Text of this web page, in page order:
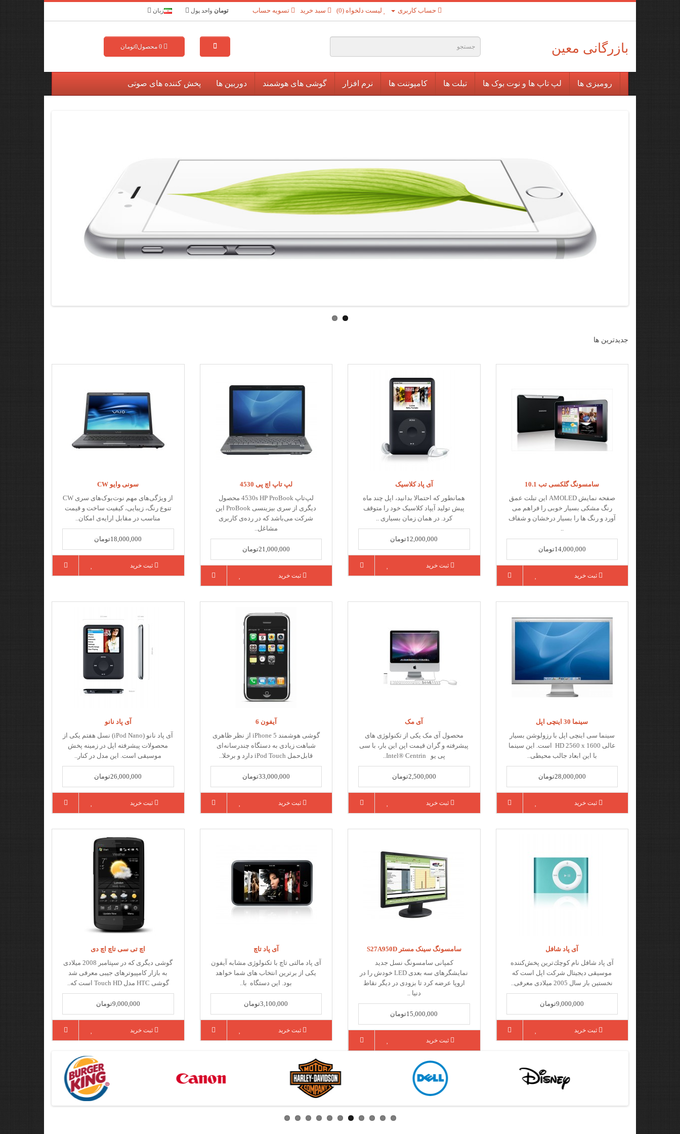
حساب کاربری لیست دلخواه (0) سبد خرید تسویه حساب تومان واحد پول زبان
بازرگانی معین 0 محصول0تومان
رومیزی ها لپ تاپ ها و نوت بوک ها تبلت ها کامپوننت ها نرم افزار گوشی های هوشمند دوربین ها پخش کننده های صوتی
جديدترين ها
سامسونگ گلکسی تب 10.1
صفحه نمایش AMOLED این تبلت عمق
رنگ مشکی بسیار خوبی را فراهم می
آورد و رنگ ها را بسیار درخشان و شفاف
..
14,000,000تومان
ثبت خرید
آی پاد کلاسیک
همانطور که احتمالا بدانید، اپل چند ماه
پیش تولید آیپاد کلاسیک خود را متوقف
کرد. در همان زمان بسیاری ..
12,000,000تومان
ثبت خرید
لپ تاپ اچ پی 4530
لپ‌تاپ 4530s HP ProBook محصول
دیگری از سری بیزینسی ProBook این
شرکت می‌باشد که در رده‌ی کاربری
مشاغل..
21,000,000تومان
ثبت خرید
سونی وایو CW
از ویژگی‌های مهم نوت‌بوک‌های سری CW
تنوع رنگ، زیبایی، کیفیت ساخت و قیمت
مناسب در مقابل ارایه‌ی امکان..
18,000,000تومان
ثبت خرید
سینما 30 اینچی اپل
سینما سی اینچی اپل با رزولوشن بسیار
عالی HD 2560 x 1600 است. این سینما
با این ابعاد جالب محیطی..
28,000,000تومان
ثبت خرید
آی مک
محصول آی مک یکی از تکنولوژی های
پیشرفته و گران قیمت اپن این بار، با سی
پی یو Intel® Centrin..
2,500,000تومان
ثبت خرید
آیفون 6
گوشی هوشمند iPhone 5 از نظر ظاهری
شباهت زیادی به دستگاه چندرسانه‌ای
قابل‌حمل iPod Touch دارد و برخلا..
33,000,000تومان
ثبت خرید
آی پاد نانو
آی پاد نانو (iPod Nano) نسل هفتم یکی از
محصولات پیشرفته اپل در زمینه پخش
موسیقی است. این مدل در کنار..
26,000,000تومان
ثبت خرید
آی پاد شافل
آی ‌پاد شافل نام كوچك‌ترین پخش‌كننده
موسیقی دیجیتال شركت اپل است كه
نخستین بار سال 2005 میلادی معرفی..
9,000,000تومان
ثبت خرید
سامسونگ سینک مستر S27A950D
کمپانی سامسونگ نسل جدید
نمایشگرهای سه بعدی LED خودش را در
اروپا عرضه کرد تا بزودی در دیگر نقاط
دنیا ..
15,000,000تومان
ثبت خرید
آی پاد تاچ
آی پاد مالتی تاچ با تکنولوژی مشابه آیفون
یکی از برترین انتخاب های شما خواهد
بود. این دستگاه با..
3,100,000تومان
ثبت خرید
اچ تی سی تاچ اچ دی
گوشی دیگری که در سپتامبر 2008 میلادی
به بازار کامپیوترهای جیبی معرفی شد
گوشی HTC مدل Touch HD است که..
9,000,000تومان
ثبت خرید